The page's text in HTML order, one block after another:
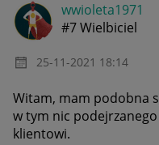
wwioleta1971
#7 Wielbiciel
‎25-11-2021 18:14
Witam, mam podobna
w tym nic
klientowi.